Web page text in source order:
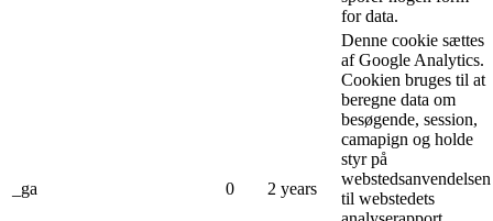
for data.
_ga 0 2 years
Denne cookie sættes
af Google Analytics.
Cookien bruges til at
beregne data om
besøgende, session,
camapign og holde
styr på
webstedsanvendelsen
til webstedets